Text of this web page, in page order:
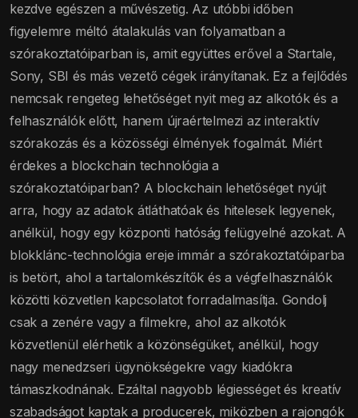
kezdve egészen a művészetig. Az utóbbi időben
figyelemre méltó átalakulás van folyamatban a
szórakoztatóiparban is, amit együttes erővel a Startale,
Sony, SBI és más vezető cégek irányítanak. Ez a fejlődés
nemcsak rengeteg lehetőséget nyit meg az alkotók és a
felhasználók előtt, hanem újraértelmezi az interaktív
szórakozás és a közösségi élmények fogalmát. Miért
érdekes a blockchain technológia a
szórakoztatóiparban? A blockchain lehetőséget nyújt
arra, hogy az adatok átláthatóak és hitelesek legyenek,
anélkül, hogy egy központi hatóság felügyelné azokat. A
blokklánc-technológia ereje immár a szórakoztatóiparba
is betört, ahol a tartalomkészítők és a végfelhasználók
közötti közvetlen kapcsolatot forradalmasítja. Gondolj
csak a zenére vagy a filmekre, ahol az alkotók
közvetlenül elérhetik a közönségüket, anélkül, hogy
nagy menedzseri ügynökségekre vagy kiadókra
támaszkodnának. Ezáltal nagyobb légiességet és kreatív
szabadságot kaptak a producerek, miközben a rajongók